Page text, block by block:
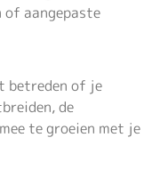
of aangepaste
betreden of je
de
te groeien met je